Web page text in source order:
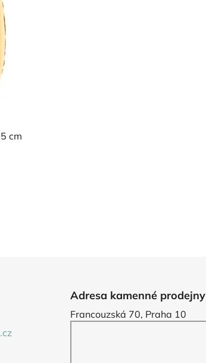
cm
Adresa kamenné prodejny
Francouzská 70, Praha 10